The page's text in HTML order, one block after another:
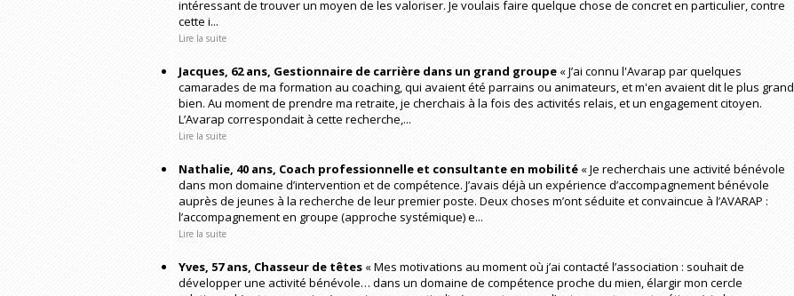
intéressant de trouver un moyen de les valoriser. Je voulais faire quelque chose de concret en particulier, contre
cette i...
Lire la suite
Jacques, 62 ans, Gestionnaire de carrière dans un grand groupe « J’ai connu l'Avarap par quelques
camarades de ma formation au coaching, qui avaient été parrains ou animateurs, et m'en avaient dit le plus grand
bien. Au moment de prendre ma retraite, je cherchais à la fois des activités relais, et un engagement citoyen.
L’Avarap correspondait à cette recherche,...
Lire la suite
Nathalie, 40 ans, Coach professionnelle et consultante en mobilité « Je recherchais une activité bénévole
dans mon domaine d’intervention et de compétence. J’avais déjà un expérience d’accompagnement bénévole
auprès de jeunes à la recherche de leur premier poste. Deux choses m’ont séduite et convaincue à l’AVARAP :
l’accompagnement en groupe (approche systémique) e...
Lire la suite
Yves, 57 ans, Chasseur de têtes « Mes motivations au moment où j’ai contacté l’association : souhait de
développer une activité bénévole… dans un domaine de compétence proche du mien, élargir mon cercle